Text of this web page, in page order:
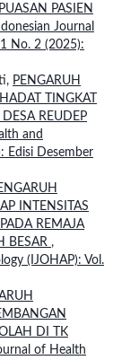
PASIEN
Journal
No. 2 (2025):
PENGARUH
TINGKAT
REUDEP
and
Edisi Desember
INTENSITAS
REMAJA
BESAR ,
(IJOHAP): Vol.
DI TK
of Health